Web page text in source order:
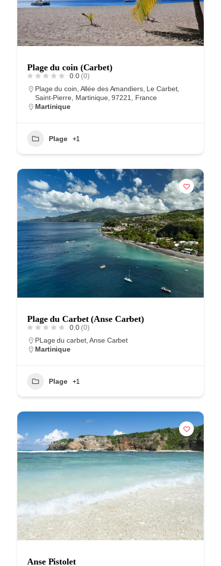
Plage du coin (Carbet)
0.0 (0)
Plage du coin, Allée des Amandiers, Le Carbet,
Saint-Pierre, Martinique, 97221, France
Martinique
Plage +1
Plage du Carbet (Anse Carbet)
0.0 (0)
PLage du carbet, Anse Carbet
Martinique
Plage +1
Anse Pistolet